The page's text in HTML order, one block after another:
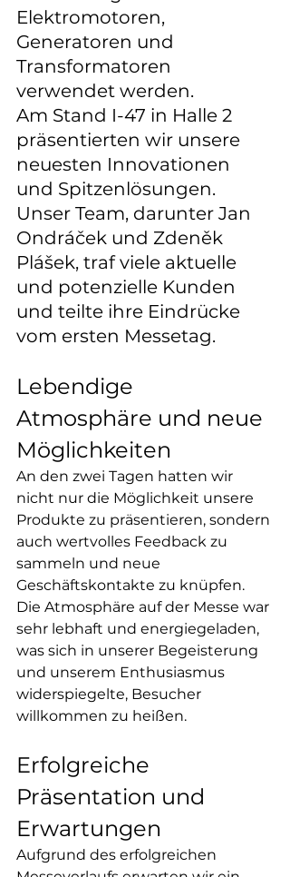
Elektromotoren,
Generatoren und
Transformatoren
verwendet werden.
Am Stand I-47 in Halle 2
präsentierten wir unsere
neuesten Innovationen
und Spitzenlösungen.
Unser Team, darunter Jan
Ondráček und Zdeněk
Plášek, traf viele aktuelle
und potenzielle Kunden
und teilte ihre Eindrücke
vom ersten Messetag.
Lebendige
Atmosphäre und neue
Möglichkeiten
An den zwei Tagen hatten wir
nicht nur die Möglichkeit unsere
Produkte zu präsentieren, sondern
auch wertvolles Feedback zu
sammeln und neue
Geschäftskontakte zu knüpfen.
Die Atmosphäre auf der Messe war
sehr lebhaft und energiegeladen,
was sich in unserer Begeisterung
und unserem Enthusiasmus
widerspiegelte, Besucher
willkommen zu heißen.
Erfolgreiche
Präsentation und
Erwartungen
Aufgrund des erfolgreichen